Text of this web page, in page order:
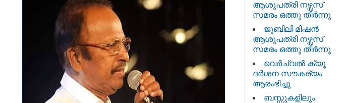
ആശുപത്രി നഴ്സസ്
സമരം ഒത്തു തീർന്നു
ജൂബിലി മിഷൻ
ആശുപത്രി നഴ്സസ്
സമരം ഒത്തു തീർന്നു
വെര്‍ച്വല്‍ ക്യൂ
ദര്‍ശന സൗകര്യം
ആരംഭിച്ചു
ബസ്സുകളിലും